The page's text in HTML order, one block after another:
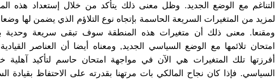
التناغم مع الوضع الجديد. وظل معنى ذلك يتأكد من خلال إستعداد هذه
لمزيد من المتغيرات السريعة الحاسمة بإتجاه نوع التلاؤم الذي يضمن لها وضعا
ومقنعا. معنى ذلك أن متغيرات هذه المنطقة سوف تبقى سريعة وحدية
امتحان تلائمها مع الوضع السياسي الجديد, ومعناه أيضا أن العناصر
أفرزتها تلك المتغيرات هي الآن في مواجهة امتحان حاسم لتأكيد آهلية
السياسي. فإذا كان نجاح المالكي بات مرتهنا بقدرته على الاحتفاظ بقيادة